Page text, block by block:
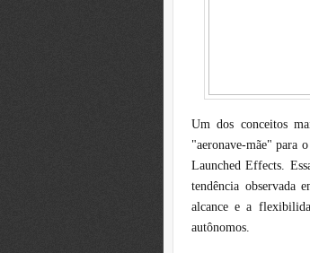
Um dos conceitos
"aeronave-mãe" para
Launched Effects.
tendência observada
alcance e a
autônomos.